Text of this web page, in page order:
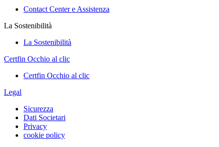
Contact Center e Assistenza
La Sostenibilità
La Sostenibilità
Certfin Occhio al clic
Certfin Occhio al clic
Legal
Sicurezza
Dati Societari
Privacy
cookie policy